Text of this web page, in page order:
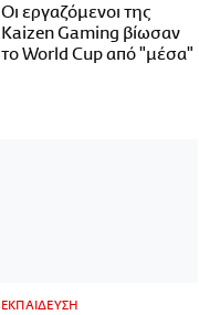
Οι εργαζόμενοι της
Kaizen Gaming βίωσαν
το World Cup από "μέσα"
ΕΚΠΑΙΔΕΥΣΗ